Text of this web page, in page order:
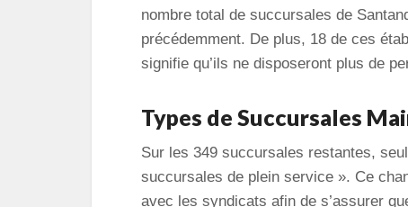
nombre total de succursales de
précédemment. De plus, 18 de ces
signifie qu’ils ne disposeront plus de
Types de Succursales
Sur les 349 succursales restantes,
succursales de plein service ». Ce
avec les syndicats afin de s’assurer